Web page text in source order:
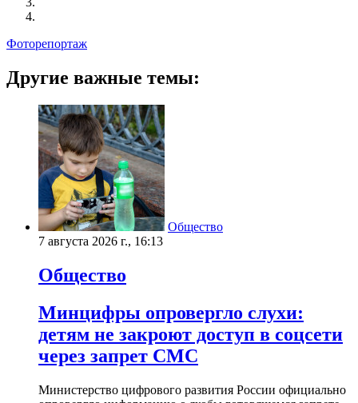
Фоторепортаж
Другие важные темы:
Общество
7 августа 2026 г., 16:13
Общество
Минцифры опровергло слухи:
детям не закроют доступ в соцсети
через запрет СМС
Министерство цифрового развития России официально